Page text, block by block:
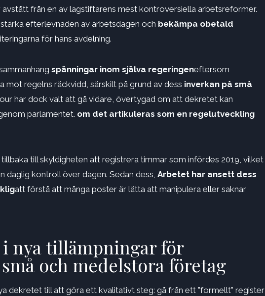
från en av lagstiftarens mest kontroversiella arbetsreformer.
efterlevnaden av arbetsdagen och bekämpa obetald
för hans avdelning.
spänningar inom själva regeringeneftersom
mot regelns räckvidd, särskilt på grund av dess inverkan på små
har dock valt att gå vidare, övertygad om att dekretet kan
parlamentet. om det artikuleras som en regelutveckling
till skyldigheten att registrera timmar som infördes 2019, vilket
daglig kontroll över dagen. Sedan dess, Arbetet har ansett dess
att förstå att många poster är lätta att manipulera eller saknar
nya tillämpningar för
och medelstora företag
dekretet till att göra ett kvalitativt steg: gå från ett ”formellt” register